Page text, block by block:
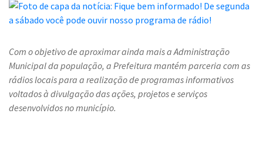
Com o objetivo de aproximar ainda mais a Administração
Municipal da população, a Prefeitura mantém parceria com as
rádios locais para a realização de programas informativos
voltados à divulgação das ações, projetos e serviços
desenvolvidos no município.